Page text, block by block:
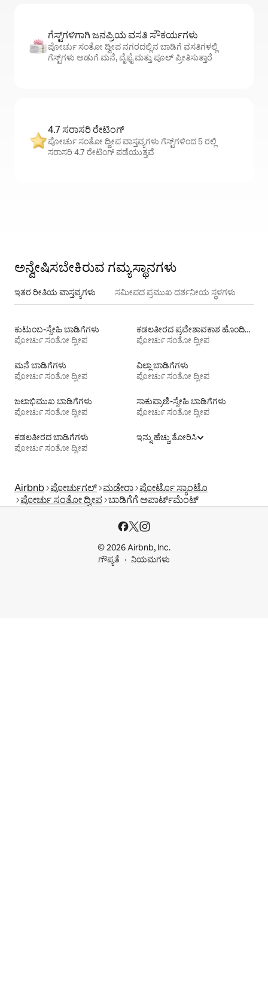
ಗೆಸ್ಟ್‌ಗಳಿಗಾಗಿ ಜನಪ್ರಿಯ ವಸತಿ ಸೌಕರ್ಯಗಳು
ಪೋರ್ಚು ಸಂತೋ ದ್ವೀಪ ನಗರದಲ್ಲಿನ ಬಾಡಿಗೆ ವಸತಿಗಳಲ್ಲಿ
ಗೆಸ್ಟ್‌ಗಳು ಅಡುಗೆ ಮನೆ, ವೈಫೈ ಮತ್ತು ಪೂಲ್ ಪ್ರೀತಿಸುತ್ತಾರೆ
4.7 ಸರಾಸರಿ ರೇಟಿಂಗ್
ಪೋರ್ಚು ಸಂತೋ ದ್ವೀಪ ವಾಸ್ತವ್ಯಗಳು ಗೆಸ್ಟ್‌ಗಳಿಂದ 5 ರಲ್ಲಿ
ಸರಾಸರಿ 4.7 ರೇಟಿಂಗ್ ಪಡೆಯುತ್ತವೆ
ಅನ್ವೇಷಿಸಬೇಕಿರುವ ಗಮ್ಯಸ್ಥಾನಗಳು
ಇತರ ರೀತಿಯ ವಾಸ್ತವ್ಯಗಳು ಸಮೀಪದ ಪ್ರಮುಖ ದರ್ಶನೀಯ ಸ್ಥಳಗಳು
ಕುಟುಂಬ-ಸ್ನೇಹಿ ಬಾಡಿಗೆಗಳು
ಪೋರ್ಚು ಸಂತೋ ದ್ವೀಪ
ಕಡಲತೀರದ ಪ್ರವೇಶಾವಕಾಶ ಹೊಂದಿರುವ ವಸತಿ ಬಾಡಿಗೆಗಳು
ಪೋರ್ಚು ಸಂತೋ ದ್ವೀಪ
ಮನೆ ಬಾಡಿಗೆಗಳು
ಪೋರ್ಚು ಸಂತೋ ದ್ವೀಪ
ವಿಲ್ಲಾ ಬಾಡಿಗೆಗಳು
ಪೋರ್ಚು ಸಂತೋ ದ್ವೀಪ
ಜಲಾಭಿಮುಖ ಬಾಡಿಗೆಗಳು
ಪೋರ್ಚು ಸಂತೋ ದ್ವೀಪ
ಸಾಕುಪ್ರಾಣಿ-ಸ್ನೇಹಿ ಬಾಡಿಗೆಗಳು
ಪೋರ್ಚು ಸಂತೋ ದ್ವೀಪ
ಕಡಲತೀರದ ಬಾಡಿಗೆಗಳು
ಪೋರ್ಚು ಸಂತೋ ದ್ವೀಪ
ಇನ್ನು ಹೆಚ್ಚು ತೋರಿಸಿ
Airbnb ಪೋರ್ಚುಗಲ್ ಮಡೇರಾ ಪೋರ್ಟೊ ಸ್ಯಾಂಟೊ
ಪೋರ್ಚು ಸಂತೋ ದ್ವೀಪ ಬಾಡಿಗೆಗೆ ಅಪಾರ್ಟ್‌ಮೆಂಟ್‌
© 2026 Airbnb, Inc.
ಗೌಪ್ಯತೆ
ನಿಯಮಗಳು